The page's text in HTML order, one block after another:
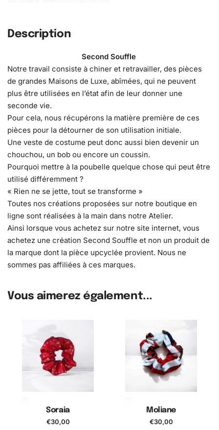
Description
Second Souffle
Notre travail consiste à chiner et retravailler, des pièces
de grandes Maisons de Luxe, abîmées, qui ne peuvent
plus être utilisées en l’état afin de leur donner une
seconde vie.
Pour cela, nous récupérons la matière première de ces
pièces pour la détourner de son utilisation initiale.
Une veste de costume peut donc aussi bien devenir un
chouchou, un bob ou encore un coussin.
Pourquoi mettre à la poubelle quelque chose qui peut être
utilisé différemment ?
« Rien ne se jette, tout se transforme »
Toutes nos créations proposées sur notre boutique en
ligne sont réalisées à la main dans notre Atelier.
Ainsi lorsque vous achetez sur notre site internet, vous
achetez une création Second Souffle et non un produit de
la marque dont la pièce upcyclée provient. Nous ne
sommes pas affiliées à ces marques.
Vous aimerez également...
Soraia
€30,00
Moliane
€30,00